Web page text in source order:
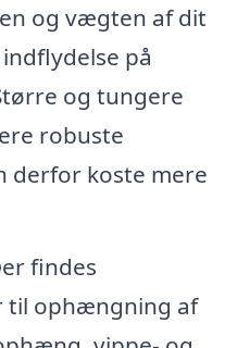
og vægten af dit
på
og tungere
robuste
koste mere
findes
til ophængning af